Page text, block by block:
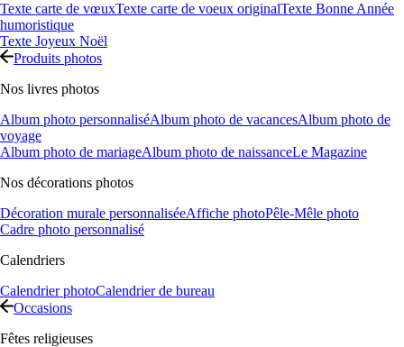
Texte carte de vœuxTexte carte de voeux originalTexte Bonne Année
humoristique
Texte Joyeux Noël
Produits photos
Nos livres photos
Album photo personnaliséAlbum photo de vacancesAlbum photo de
voyage
Album photo de mariageAlbum photo de naissanceLe Magazine
Nos décorations photos
Décoration murale personnaliséeAffiche photoPêle-Mêle photo
Cadre photo personnalisé
Calendriers
Calendrier photoCalendrier de bureau
Occasions
Fêtes religieuses